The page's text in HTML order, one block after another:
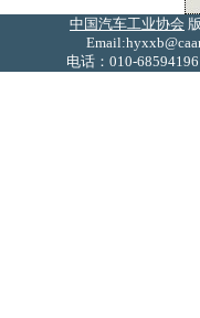
中国汽车工业协会
电话：010-